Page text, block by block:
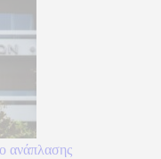
ανάπλασης